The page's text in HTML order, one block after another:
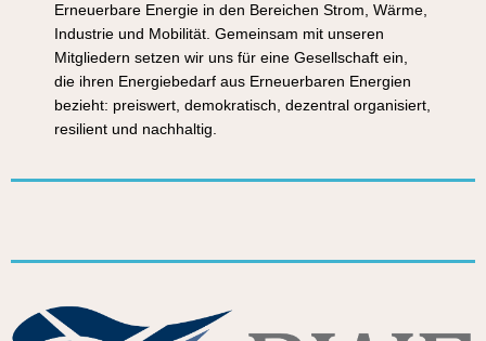
Erneuerbare Energie in den Bereichen Strom, Wärme,
Industrie und Mobilität. Gemeinsam mit unseren
Mitgliedern setzen wir uns für eine Gesellschaft ein,
die ihren Energiebedarf aus Erneuerbaren Energien
bezieht: preiswert, demokratisch, dezentral organisiert,
resilient und nachhaltig.